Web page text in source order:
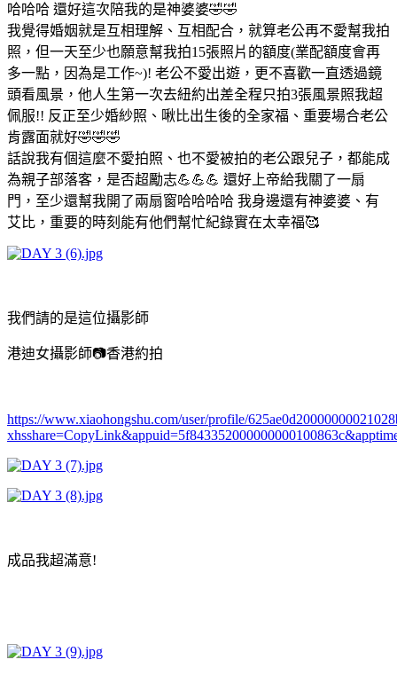
哈哈哈 還好這次陪我的是神婆婆🤣🤣
我覺得婚姻就是互相理解、互相配合，就算老公再不愛幫我拍
照，但一天至少也願意幫我拍15張照片的額度(業配額度會再
多一點，因為是工作~)! 老公不愛出遊，更不喜歡一直透過鏡
頭看風景，他人生第一次去紐約出差全程只拍3張風景照我超
佩服!! 反正至少婚紗照、啾比出生後的全家福、重要場合老公
肯露面就好🤣🤣🤣
話說我有個這麼不愛拍照、也不愛被拍的老公跟兒子，都能成
為親子部落客，是否超勵志💪💪💪 還好上帝給我關了一扇
門，至少還幫我開了兩扇窗哈哈哈哈 我身邊還有神婆婆、有
艾比，重要的時刻能有他們幫忙紀錄實在太幸福🥰
我們請的是這位攝影師
港迪女攝影師📷香港約拍
https://www.xiaohongshu.com/user/profile/
成品我超滿意!